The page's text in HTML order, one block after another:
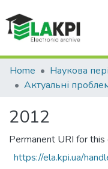
Communities &
All of DSpace
Statistics
Home
Наукова
2012
Permanent URI for this
https://ela.kpi.ua/